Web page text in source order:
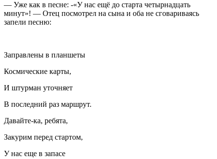
— Уже как в песне: -«У нас ещё до старта четырнадцать
минут»! — Отец посмотрел на сына и оба не сговариваясь
запели песню:
Заправлены в планшеты
Космические карты,
И штурман уточняет
В последний раз маршрут.
Давайте-ка, ребята,
Закурим перед стартом,
У нас еще в запасе